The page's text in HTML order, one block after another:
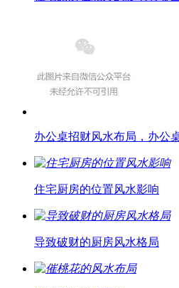
办公桌招财风水布局，办公
住宅厨房的位置风水影响
导致破财的厨房风水格局